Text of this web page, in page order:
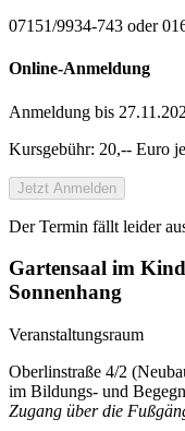
07151/9934-743 oder
Online-Anmeldung
Anmeldung bis
Kursgebühr: 20,-- Euro
Jetzt Anmelden
Der Termin fällt leider
Gartensaal im
Sonnenhang
Veranstaltungsraum
Oberlinstraße 4/2
im Bildungs- und
Zugang über die